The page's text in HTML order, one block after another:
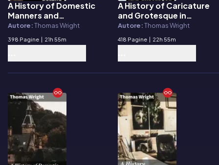
E-book
A History of Domestic
Manners and
Sentiments in England
During the Middle Ages
Autore:Thomas Wright
398 Pagine | 21h 55m
E-book
A History of Caricature
and Grotesque in
Literature and Art
Autore:Thomas Wright
418 Pagine | 22h 55m